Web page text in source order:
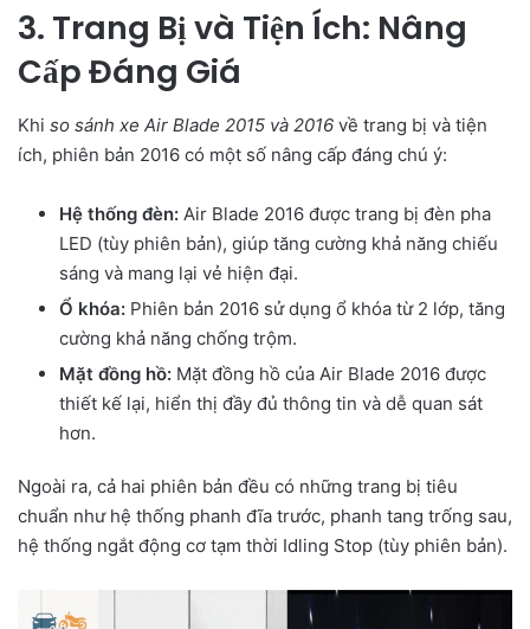
3. Trang Bị và Tiện Ích: Nâng
Cấp Đáng Giá
Khi so sánh xe Air Blade 2015 và 2016 về trang bị và tiện
ích, phiên bản 2016 có một số nâng cấp đáng chú ý:
Hệ thống đèn: Air Blade 2016 được trang bị đèn pha
LED (tùy phiên bản), giúp tăng cường khả năng chiếu
sáng và mang lại vẻ hiện đại.
Ổ khóa: Phiên bản 2016 sử dụng ổ khóa từ 2 lớp, tăng
cường khả năng chống trộm.
Mặt đồng hồ: Mặt đồng hồ của Air Blade 2016 được
thiết kế lại, hiển thị đầy đủ thông tin và dễ quan sát
hơn.
Ngoài ra, cả hai phiên bản đều có những trang bị tiêu
chuẩn như hệ thống phanh đĩa trước, phanh tang trống sau,
hệ thống ngắt động cơ tạm thời Idling Stop (tùy phiên bản).